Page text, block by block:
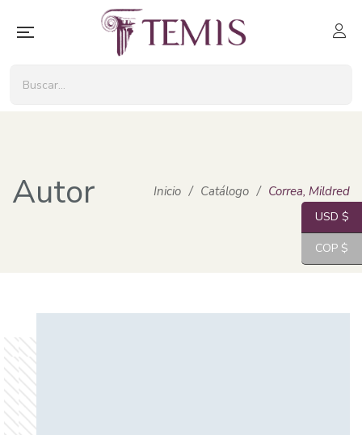
Autor Inicio / Catálogo / Correa, Mildred
USD $
COP $